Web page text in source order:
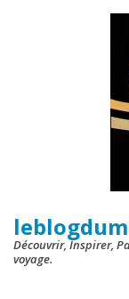
Découvrir, Inspirer,
voyage.